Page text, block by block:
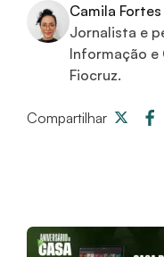
Camila Fortes
Jornalista e
Informação e
Fiocruz.
Compartilhar